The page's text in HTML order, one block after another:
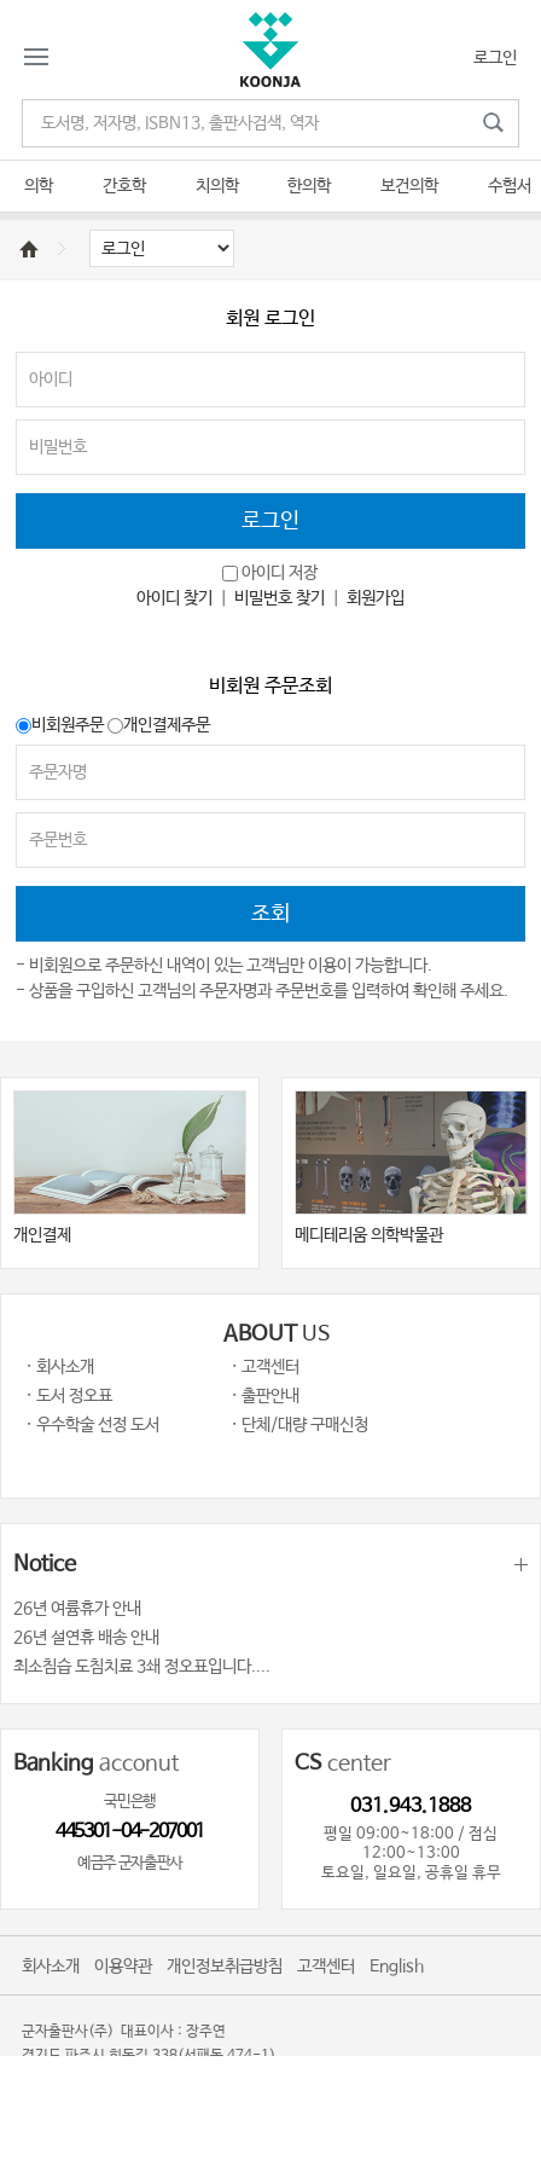
로그인
의학 간호학 치의학 한의학 보건의학 수험서
회원 로그인
아이디 저장
아이디 찾기
비밀번호 찾기 회원가입
비회원 주문조회
비회원주문 개인결제주문
- 비회원으로 주문하신 내역이 있는 고객님만 이용이 가능합니다.
- 상품을 구입하신 고객님의 주문자명과 주문번호를 입력하여 확인해 주세요.
개인결제 메디테리움 의학박물관
ABOUTUS
· 회사소개
· 고객센터
· 도서 정오표
· 출판안내
· 우수학술 선정 도서
· 단체/대량 구매신청
Notice
26년 여륨휴가 안내
26년 설연휴 배송 안내
최소침습 도침치료 3쇄 정오표입니다....
Banking acconut
국민은행
445301-04-207001
예금주 군자출판사
CScenter
031.943.1888
평일 09:00~18:00 / 점심
12:00~13:00
토요일, 일요일, 공휴일 휴무
회사소개 이용약관 개인정보취급방침 고객센터 English
군자출판사(주) 대표이사 : 장주연
경기도 파주시 회동길 338(서패동 474-1)